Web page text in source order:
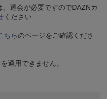
退会が必要ですのでDAZNカ
ください
ちらのページをご確認くださ
適用できません。